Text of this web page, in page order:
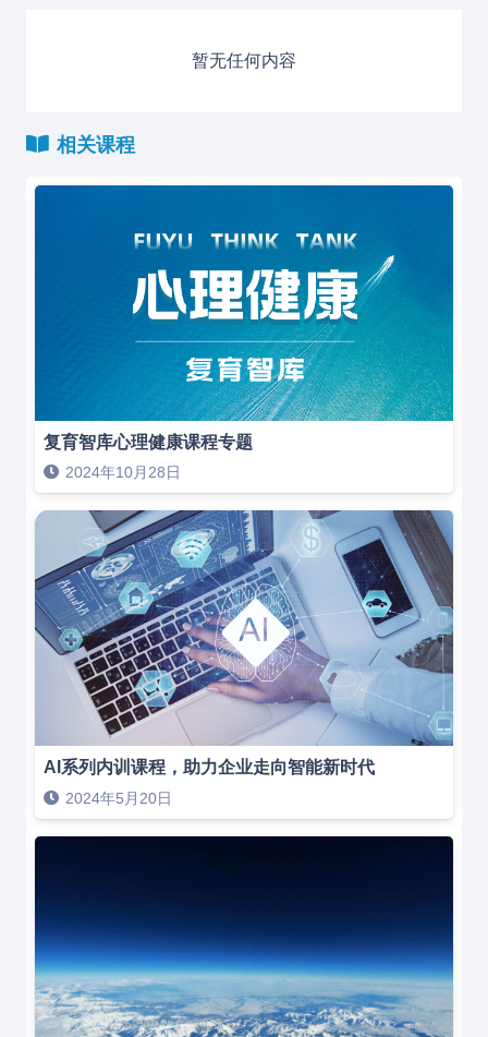
暂无任何内容
相关课程
复育智库心理健康课程专题
2024年10月28日
AI系列内训课程，助力企业走向智能新时代
2024年5月20日